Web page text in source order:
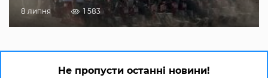
8 липня 1 583
Не пропусти останні новини!